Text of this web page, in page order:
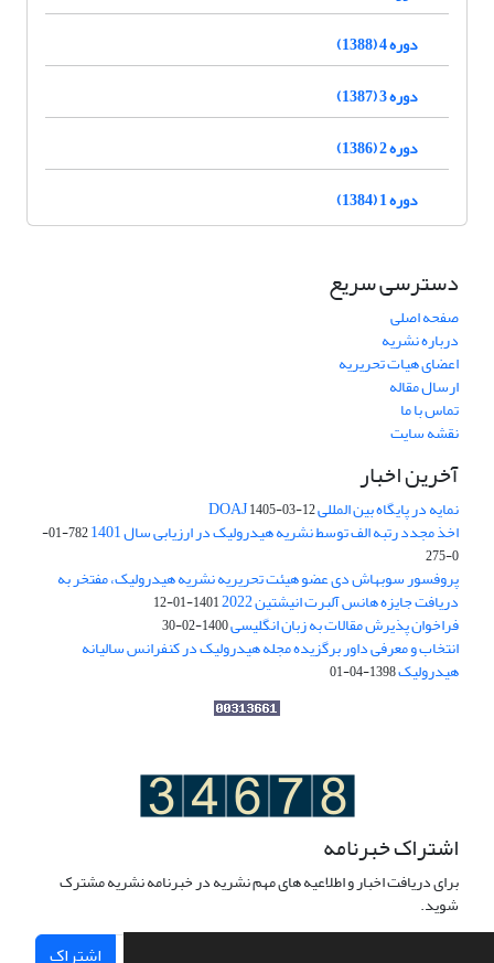
دوره 4 (1388)
دوره 3 (1387)
دوره 2 (1386)
دوره 1 (1384)
دسترسی سریع
صفحه اصلی
درباره نشریه
اعضای هیات تحریریه
ارسال مقاله
تماس با ما
نقشه سایت
آخرین اخبار
نمایه در پایگاه بین المللی DOAJ1405-03-12
اخذ مجدد رتبه الف توسط نشریه هیدرولیک در ارزیابی سال 1401
782-01-
0-275
پروفسور سوبهاش دی عضو هیئت تحریریه نشریه هیدرولیک، مفتخر به
دریافت جایزه هانس آلبرت انیشتین 2022 1401-01-12
فراخوان پذیرش مقالات به زبان انگلیسی1400-02-30
انتخاب و معرفی داور برگزیده مجله هیدرولیک در کنفرانس سالیانه
هیدرولیک1398-04-01
اشتراک خبرنامه
برای دریافت اخبار و اطلاعیه های مهم نشریه در خبرنامه نشریه مشترک
شوید.
اشتراک